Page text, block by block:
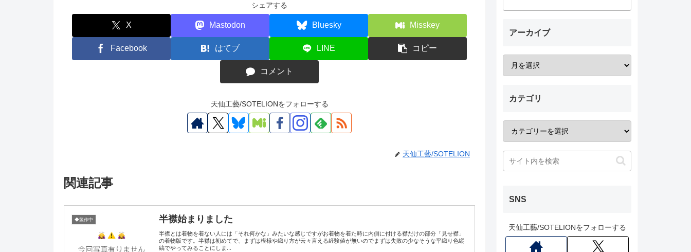
シェアする
X Mastodon Bluesky Misskey
Facebook はてブ LINE コピー
コメント
天仙工藝/SOTELIONをフォローする
天仙工藝/SOTELION
関連記事
◆製作中 半襟始まりました
半襟とは着物を着ない人には「それ何かな」みたいな感じですがお着物を着た時に内側に付ける襟だけの部分「見せ襟」
の着物版です。半襟は初めてで、まずは模様や織り方が云々言える経験値が無いのでまずは失敗の少なそうな平織り色縦
縞でやってみることにしま...
アーカイブ
カテゴリ
SNS
天仙工藝/SOTELIONをフォローする